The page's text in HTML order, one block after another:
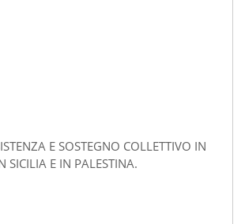
E SOSTEGNO COLLETTIVO IN
SICILIA E IN PALESTINA.